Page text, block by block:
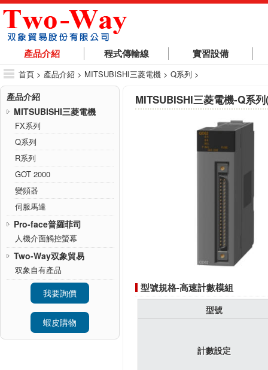
產品介紹 程式傳輸線 實習設備
首頁 > 產品介紹 > MITSUBISHI三菱電機 > Q系列 >
產品介紹
MITSUBISHI三菱電機
FX系列
Q系列
R系列
GOT 2000
變頻器
伺服馬達
Pro-face普羅菲司
人機介面觸控螢幕
Two-Way双象貿易
双象自有產品
我要詢價
蝦皮購物
MITSUBISHI三菱電機-Q系
型號規格-高速計數模組
型號
計數設定